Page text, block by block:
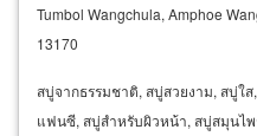
Tumbol Wangchula, Amphoe
13170
สบู่จากธรรมชาติ, สบู่สวยงาม, สบู่ใ
แฟนซี, สบู่สำหรับผิวหน้า, สบู่สมุนไ